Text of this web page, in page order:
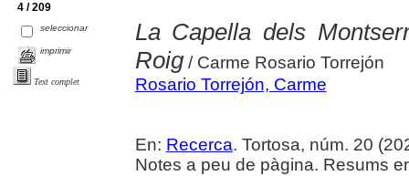
4 / 209
seleccionar
imprimir
Text complet
La Capella dels
Roig/ Carme Rosario Torrejón
Rosario Torrejón, Carme
En: Recerca. Tortosa, núm. 20
Notes a peu de pàgina. Resums